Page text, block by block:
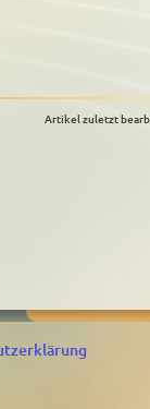
Artikel zuletzt